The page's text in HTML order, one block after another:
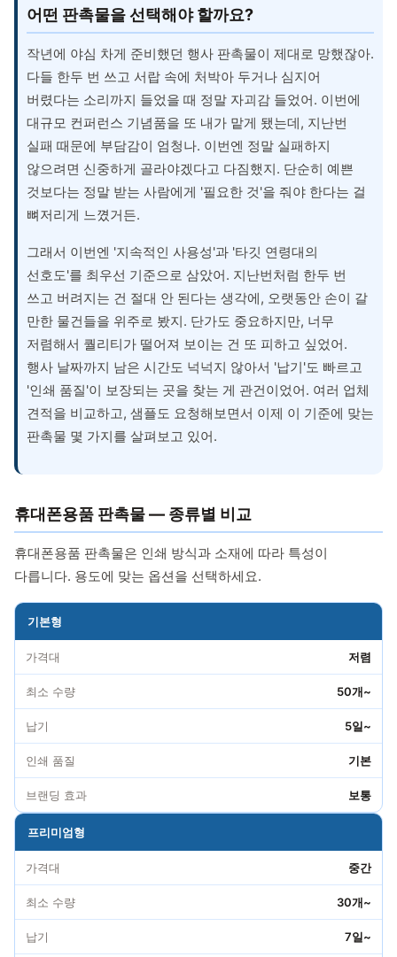
어떤 판촉물을 선택해야 할까요?
작년에 야심 차게 준비했던 행사 판촉물이 제대로 망했잖아.
다들 한두 번 쓰고 서랍 속에 처박아 두거나 심지어
버렸다는 소리까지 들었을 때 정말 자괴감 들었어. 이번에
대규모 컨퍼런스 기념품을 또 내가 맡게 됐는데, 지난번
실패 때문에 부담감이 엄청나. 이번엔 정말 실패하지
않으려면 신중하게 골라야겠다고 다짐했지. 단순히 예쁜
것보다는 정말 받는 사람에게 '필요한 것'을 줘야 한다는 걸
뼈저리게 느꼈거든.
그래서 이번엔 '지속적인 사용성'과 '타깃 연령대의
선호도'를 최우선 기준으로 삼았어. 지난번처럼 한두 번
쓰고 버려지는 건 절대 안 된다는 생각에, 오랫동안 손이 갈
만한 물건들을 위주로 봤지. 단가도 중요하지만, 너무
저렴해서 퀄리티가 떨어져 보이는 건 또 피하고 싶었어.
행사 날짜까지 남은 시간도 넉넉지 않아서 '납기'도 빠르고
'인쇄 품질'이 보장되는 곳을 찾는 게 관건이었어. 여러 업체
견적을 비교하고, 샘플도 요청해보면서 이제 이 기준에 맞는
판촉물 몇 가지를 살펴보고 있어.
휴대폰용품 판촉물 — 종류별 비교
휴대폰용품 판촉물은 인쇄 방식과 소재에 따라 특성이
다릅니다. 용도에 맞는 옵션을 선택하세요.
기본형
가격대 저렴
최소 수량 50개~
납기 5일~
인쇄 품질 기본
브랜딩 효과 보통
프리미엄형
가격대 중간
최소 수량 30개~
납기 7일~